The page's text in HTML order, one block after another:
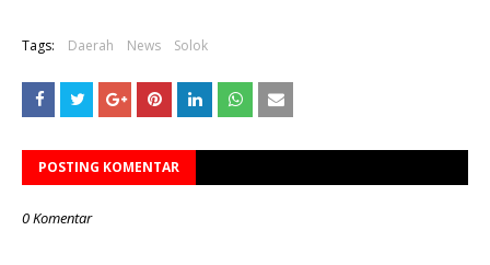
Tags: Daerah News Solok
POSTING KOMENTAR
0 Komentar